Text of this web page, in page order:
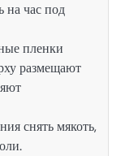
на час под
пленки
размещают
снять мякоть,